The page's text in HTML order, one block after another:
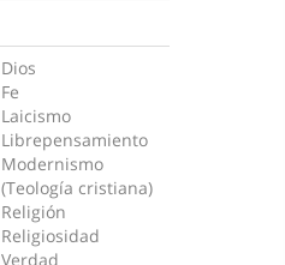
Dios
Fe
Laicismo
Librepensamiento
Modernismo
(Teología cristiana)
Religión
Religiosidad
Verdad